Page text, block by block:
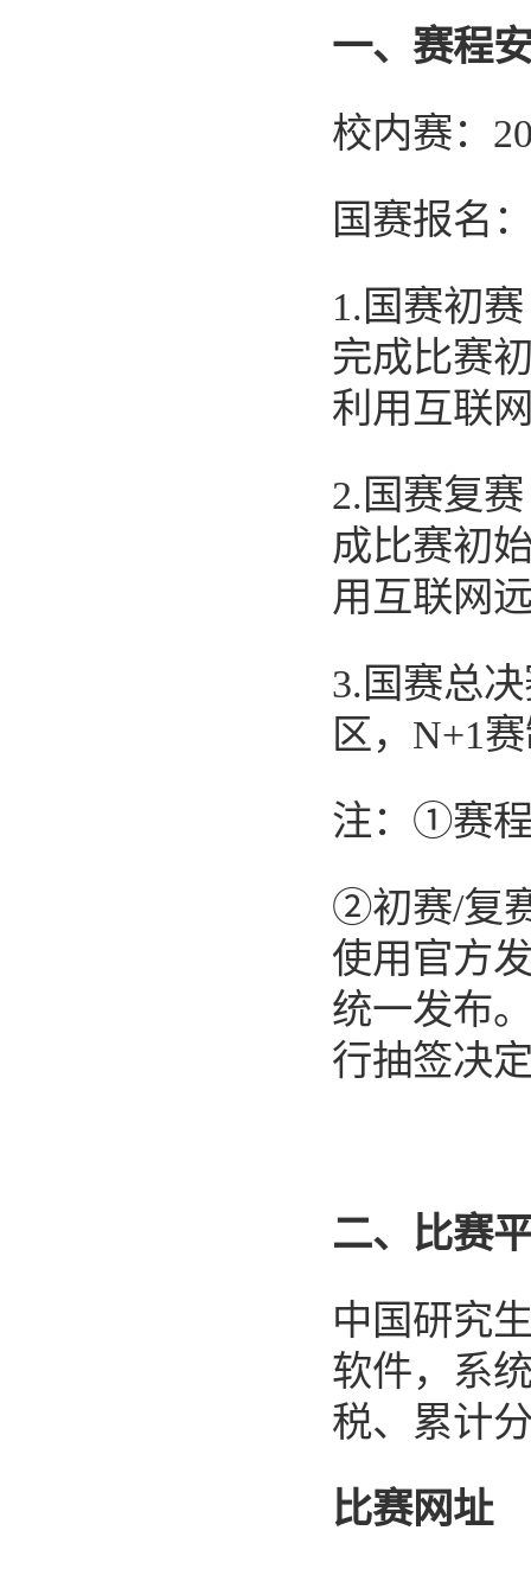
一、赛程
校内赛：
国赛报名
1.国赛初
完成比赛
利用互联
2.国赛复
成比赛初
用互联网
3.国赛总
区， N+1
注： ①赛
②初赛/复
使用官方
统一发布
行抽签决
二、 比赛
中国研究
软件，系
税、累计
比赛网址